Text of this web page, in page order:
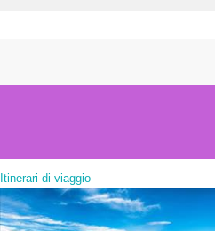
Itinerari di viaggio